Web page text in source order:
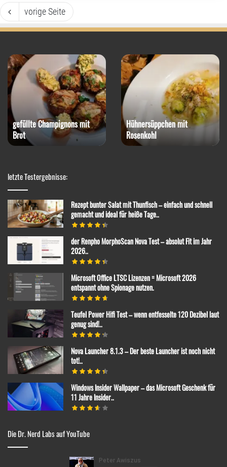
vorige Seite
gefüllte Champignons mit
Brot
Hühnersüppchen mit
Rosenkohl
letzte Testergebnisse:
Rezept bunter Salat mit Thunfisch – einfach und schnell
gemacht und ideal für heiße Tage..
der Renpho MorphoScan Nova Test – absolut Fit im Jahr
2026..
Microsoft Office LTSC Lizenzen = Microsoft 2026
entspannt ohne Spionage nutzen.
Teufel Power Hifi Test – wenn entfesselte 120 Dezibel laut
genug sind!..
Nova Launcher 8.1.3 – Der beste Launcher ist noch nicht
tot!..
Windows Insider Wallpaper – das Microsoft Geschenk für
11 Jahre Insider..
Die Dr. Nerd Labs auf YouTube